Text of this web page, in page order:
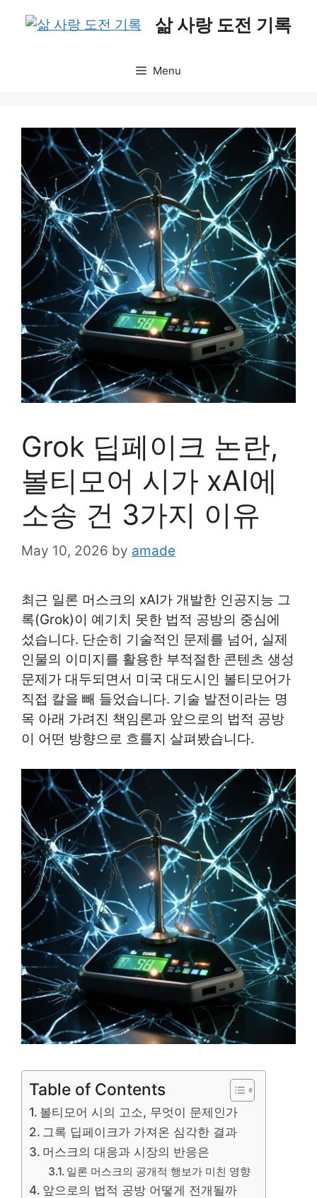
삶 사랑 도전 기록
Menu
Grok 딥페이크 논란,
볼티모어 시가 xAI에
소송 건 3가지 이유
May 10, 2026 by amade
최근 일론 머스크의 xAI가 개발한 인공지능 그
록(Grok)이 예기치 못한 법적 공방의 중심에
섰습니다. 단순히 기술적인 문제를 넘어, 실제
인물의 이미지를 활용한 부적절한 콘텐츠 생성
문제가 대두되면서 미국 대도시인 볼티모어가
직접 칼을 빼 들었습니다. 기술 발전이라는 명
목 아래 가려진 책임론과 앞으로의 법적 공방
이 어떤 방향으로 흐를지 살펴봤습니다.
Table of Contents
볼티모어 시의 고소, 무엇이 문제인가
그록 딥페이크가 가져온 심각한 결과
머스크의 대응과 시장의 반응은
일론 머스크의 공개적 행보가 미친 영향
앞으로의 법적 공방 어떻게 전개될까